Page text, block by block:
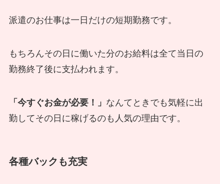
派遣のお仕事は一日だけの短期勤務です。
もちろんその日に働いた分のお給料は全て当日の
勤務終了後に支払われます。
「今すぐお金が必要！」 なんてときでも気軽に出
勤してその日に稼げるのも人気の理由です。
各種バックも充実